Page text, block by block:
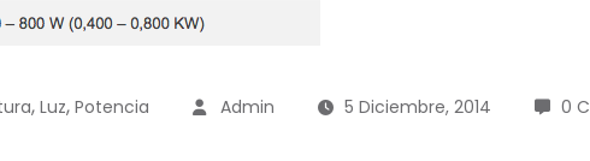
, Luz, Potencia Admin 5 Diciembre, 2014 0